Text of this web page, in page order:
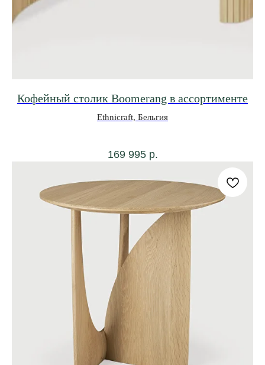
Кофейный столик Boomerang в ассортименте
Ethnicraft, Бельгия
169 995 р.